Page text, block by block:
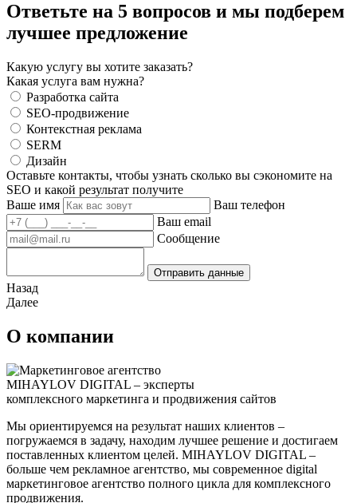
Ответьте на 5 вопросов и мы подберем
лучшее предложение
Какую услугу вы хотите заказать?
Какая услуга вам нужна?
Разработка сайта
SEO-продвижение
Контекстная реклама
SERM
Дизайн
Оставьте контакты, чтобы узнать сколько вы сэкономите на
SEO и какой результат получите
Ваше имя
Ваш телефон
Ваш email
Сообщение
Отправить данные
Назад
Далее
О компании
MIHAYLOV DIGITAL – эксперты
комплексного маркетинга и продвижения сайтов
Мы ориентируемся на результат наших клиентов –
погружаемся в задачу, находим лучшее решение и достигаем
поставленных клиентом целей. MIHAYLOV DIGITAL –
больше чем рекламное агентство, мы современное digital
маркетинговое агентство полного цикла для комплексного
продвижения.